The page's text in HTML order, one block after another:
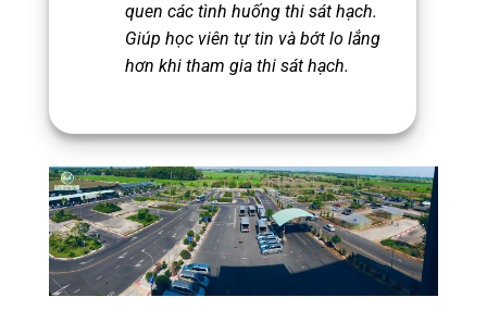
quen các tình huống thi sát hạch.
Giúp học viên tự tin và bớt lo lắng
hơn khi tham gia thi sát hạch.